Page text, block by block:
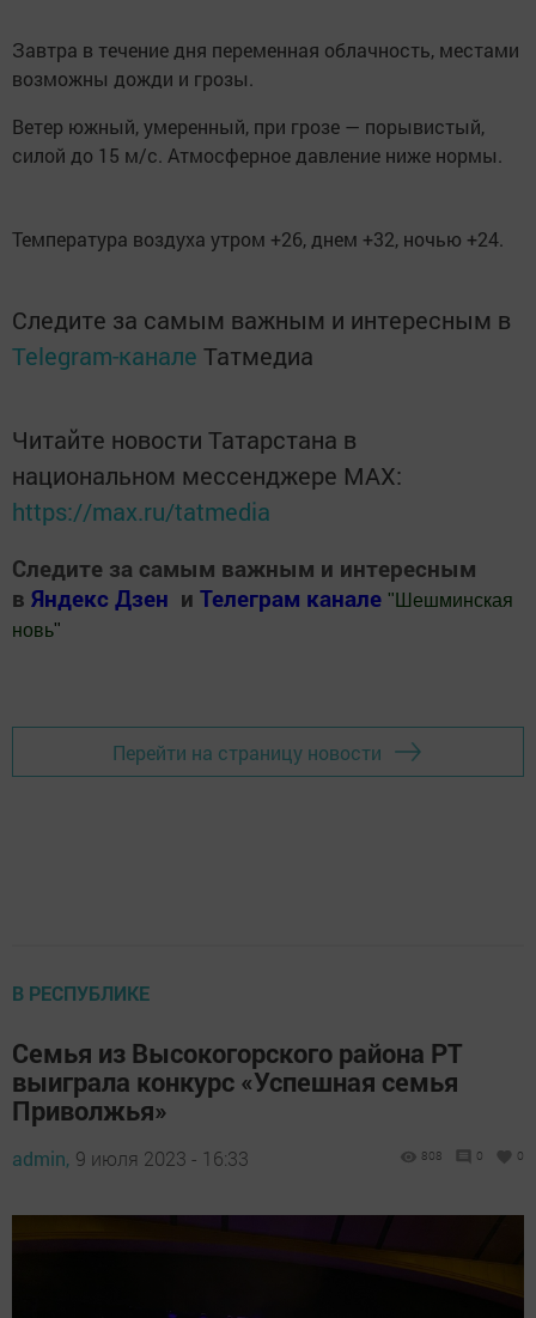
Завтра в течение дня переменная облачность, местами
возможны дожди и грозы.
Ветер южный, умеренный, при грозе — порывистый,
силой до 15 м/с. Атмосферное давление ниже нормы.
Температура воздуха утром +26, днем +32, ночью +24.
Следите за самым важным и интересным в
Telegram-канале Татмедиа
Читайте новости Татарстана в
национальном мессенджере MАХ:
https://max.ru/tatmedia
Следите за самым важным и интересным
в Яндекс Дзен и Телеграм канале " Шешминская
новь"
Перейти на страницу новости
В РЕСПУБЛИКЕ
Семья из Высокогорского района РТ
выиграла конкурс «Успешная семья
Приволжья»
admin, 9 июля 2023 - 16:33 808 0 0